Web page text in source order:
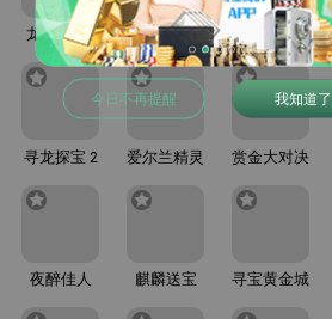
龙王捕鱼II 天天捕鱼 德州扑克
寻龙探宝 2 爱尔兰精灵 赏金大对决
夜醉佳人 麒麟送宝 寻宝黄金城
今日不再提醒 我知道了